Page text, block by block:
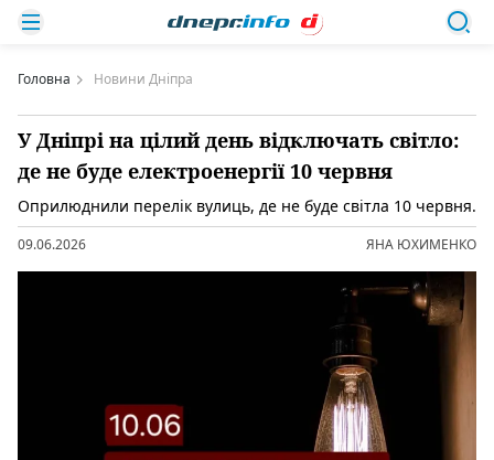
Головна Новини Дніпра
У Дніпрі на цілий день відключать світло:
де не буде електроенергії 10 червня
Оприлюднили перелік вулиць, де не буде світла 10 червня.
09.06.2026 ЯНА ЮХИМЕНКО